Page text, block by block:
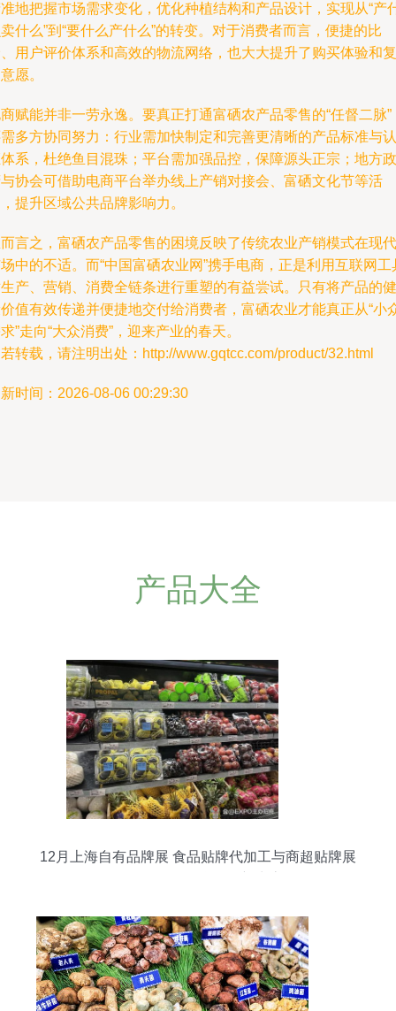
地把握市场需求变化，优化种植结构和产品设计，实现从“产
什么”到“要什么产什么”的转变。对于消费者而言，便捷的比
用户评价体系和高效的物流网络，也大大提升了购买体验和复
愿。
赋能并非一劳永逸。要真正打通富硒农产品零售的“任督二脉”
多方协同努力：行业需加快制定和完善更清晰的产品标准与认
系，杜绝鱼目混珠；平台需加强品控，保障源头正宗；地方政
协会可借助电商平台举办线上产销对接会、富硒文化节等活
提升区域公共品牌影响力。
言之，富硒农产品零售的困境反映了传统农业产销模式在现代
中的不适。而“中国富硒农业网”携手电商，正是利用互联网工
产、营销、消费全链条进行重塑的有益尝试。只有将产品的健
值有效传递并便捷地交付给消费者，富硒农业才能真正从“小
”走向“大众消费”，迎来产业的春天。
转载，请注明出处：http://www.gqtcc.com/product/32.html
时间：2026-08-06 00:29:30
产品大全
12月上海自有品牌展 食品贴牌代加工与商超贴牌展